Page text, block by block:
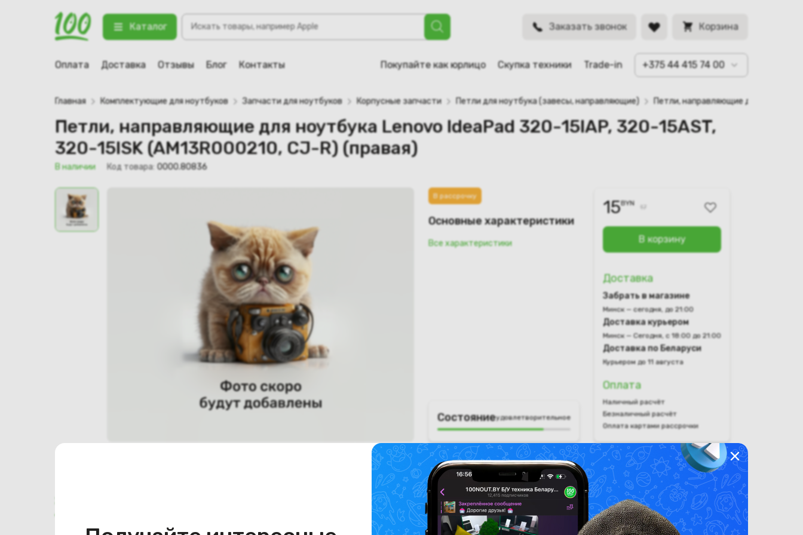
Каталог
товаров
Заказать звонок Корзина
Оплата Доставка Отзывы Блог Контакты Покупайте как юрлицо Скупка техники Trade-in +375 44 415 74 00
Петли, направляющие для ноутбука Lenovo IdeaPad 320-15IAP, 320-15AST, 320-15ISK (AM13R000210, CJ-R)
(правая)
BYN
Главная Комплектующие для ноутбуков Запчасти для ноутбуков Корпусные запчасти Петли для ноутбука (завесы, направляющие) Петли, направляющие для ноутбука
Петли, направляющие для ноутбука Lenovo IdeaPad 320-15IAP, 320-15AST,
320-15ISK (AM13R000210, CJ-R) (правая)
В наличии Код товара: 0000.80836
В рассрочку
Основные характеристики
Все характеристики
Состояниеудовлетворительное
15BYN
В корзину
Доставка
Забрать в магазине
Минск — сегодня, до 21:00
Доставка курьером
Минск — Сегодня, с 18:00 до 21:00
Доставка по Беларуси
Курьером до 11 августа
Оплата
Наличный расчёт
Безналичный расчёт
Оплата картами рассрочки